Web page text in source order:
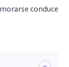
conduce